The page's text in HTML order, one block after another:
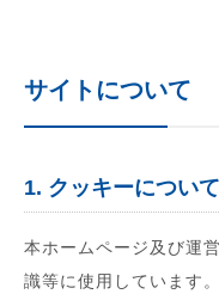
サイトについて
1. クッキーについて
本ホームページ及び運
識等に使用しています